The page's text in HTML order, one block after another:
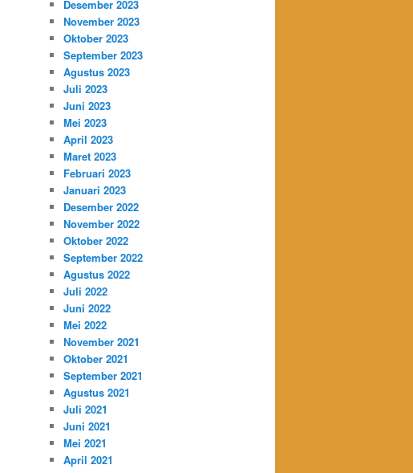
Desember 2023
November 2023
Oktober 2023
September 2023
Agustus 2023
Juli 2023
Juni 2023
Mei 2023
April 2023
Maret 2023
Februari 2023
Januari 2023
Desember 2022
November 2022
Oktober 2022
September 2022
Agustus 2022
Juli 2022
Juni 2022
Mei 2022
November 2021
Oktober 2021
September 2021
Agustus 2021
Juli 2021
Juni 2021
Mei 2021
April 2021